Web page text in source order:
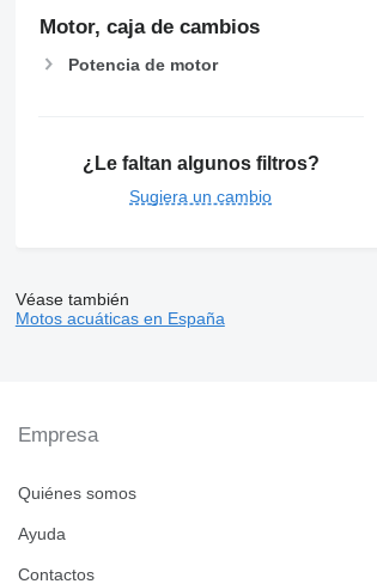
Motor, caja de cambios
Potencia de motor
¿Le faltan algunos filtros?
Sugiera un cambio
Véase también
Motos acuáticas en España
Empresa
Quiénes somos
Ayuda
Contactos